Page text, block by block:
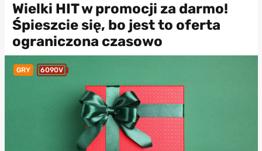
Wielki HIT w promocji za darmo!
Śpieszcie się, bo jest to oferta
ograniczona czasowo
GRY 6090V